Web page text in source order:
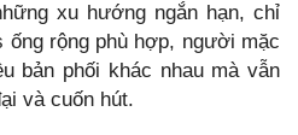
xu hướng ngắn hạn, chỉ
ống rộng phù hợp, người mặc
bản phối khác nhau mà vẫn
và cuốn hút.